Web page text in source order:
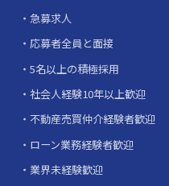
急募求人
応募者全員と面接
5名以上の積極採用
社会人経験10年以上歓迎
不動産売買仲介経験者歓迎
ローン業務経験者歓迎
業界未経験歓迎